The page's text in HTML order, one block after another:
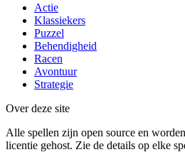
Actie
Klassiekers
Puzzel
Behendigheid
Racen
Avontuur
Strategie
Over deze site
Alle spellen zijn open source en
licentie gehost. Zie de details op elke